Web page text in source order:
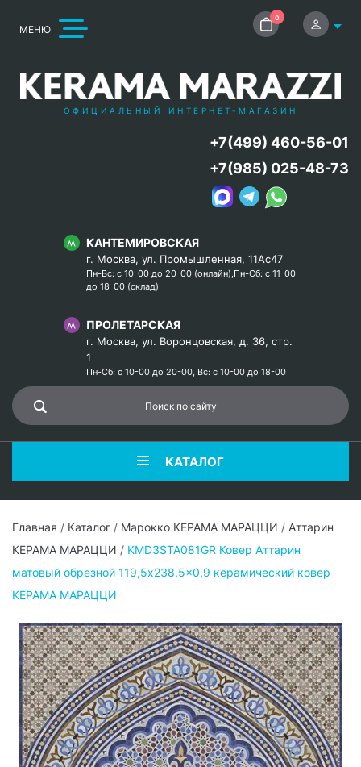
МЕНЮ
0
ОФИЦИАЛЬНЫЙ ИНТЕРНЕТ-МАГАЗИН
КАНТЕМИРОВСКАЯ
г. Москва, ул. Промышленная, 11Ас47
Пн-Вс: с 10-00 до 20-00 (онлайн),Пн-Сб: с 11-00
до 18-00 (склад)
ПРОЛЕТАРСКАЯ
г. Москва, ул. Воронцовская, д. 36, стр.
1
Пн-Сб: с 10-00 до 20-00, Вс: с 10-00 до 18-00
+7(499) 460-56-01
+7(985) 025-48-73
КАТАЛОГ
Главная / Каталог / Марокко КЕРАМА МАРАЦЦИ / Аттарин
КЕРАМА МАРАЦЦИ / KMD3STA081GR Ковер Аттарин
матовый обрезной 119,5x238,5x0,9 керамический ковер
КЕРАМА МАРАЦЦИ